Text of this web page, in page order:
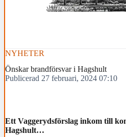
NYHETER
Önskar brandförsvar i Hagshult
Publicerad 27 februari, 2024 07:10
Ett Vaggerydsförslag inkom till
Hagshult…